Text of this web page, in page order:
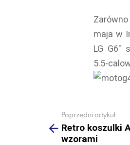
maja w
LG G6"
5.5-
more
Poprzedni artykuł
Retro koszulki
wzorami